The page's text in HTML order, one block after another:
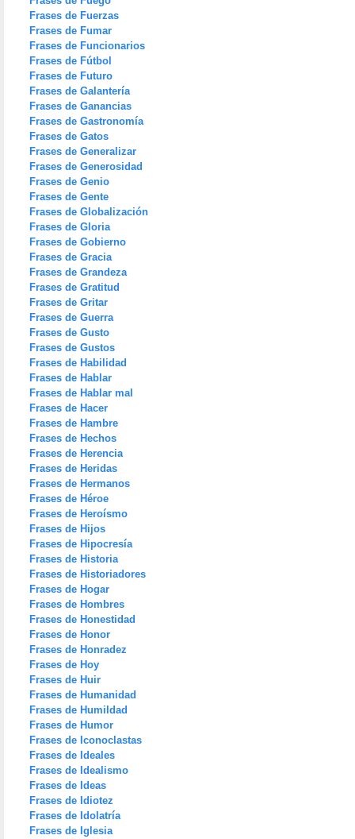
Frases de Fuerzas
Frases de Fumar
Frases de Funcionarios
Frases de Fútbol
Frases de Futuro
Frases de Galantería
Frases de Ganancias
Frases de Gastronomía
Frases de Gatos
Frases de Generalizar
Frases de Generosidad
Frases de Genio
Frases de Gente
Frases de Globalización
Frases de Gloria
Frases de Gobierno
Frases de Gracia
Frases de Grandeza
Frases de Gratitud
Frases de Gritar
Frases de Guerra
Frases de Gusto
Frases de Gustos
Frases de Habilidad
Frases de Hablar
Frases de Hablar mal
Frases de Hacer
Frases de Hambre
Frases de Hechos
Frases de Herencia
Frases de Heridas
Frases de Hermanos
Frases de Héroe
Frases de Heroísmo
Frases de Hijos
Frases de Hipocresía
Frases de Historia
Frases de Historiadores
Frases de Hogar
Frases de Hombres
Frases de Honestidad
Frases de Honor
Frases de Honradez
Frases de Hoy
Frases de Huir
Frases de Humanidad
Frases de Humildad
Frases de Humor
Frases de Iconoclastas
Frases de Ideales
Frases de Idealismo
Frases de Ideas
Frases de Idiotez
Frases de Idolatría
Frases de Iglesia